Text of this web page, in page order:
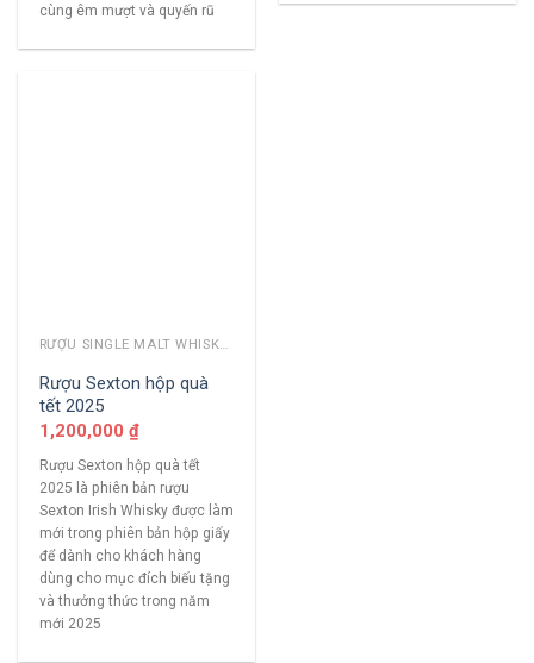
cùng êm mượt và quyến rũ
Rượu Sexton hộp quà
tết 2025
1,200,000 ₫
Rượu Sexton hộp quà tết
2025 là phiên bản rượu
Sexton Irish Whisky được làm
mới trong phiên bản hộp giấy
để dành cho khách hàng
dùng cho mục đích biếu tặng
và thưởng thức trong năm
mới 2025